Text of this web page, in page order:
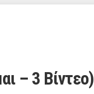
– 3 Βίντεο)